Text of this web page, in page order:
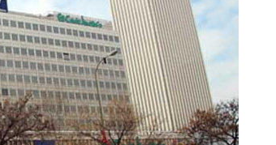
tradicional: ventajas reales para pymes
cuando trabajas por cuenta propia